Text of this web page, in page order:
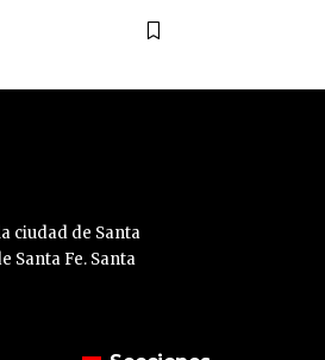
ciudad de Santa
Santa Fe. Santa